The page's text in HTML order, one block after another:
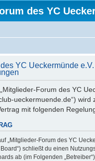
des YC
YC Ueckermünde
Forum des YC
ueckermuende.de“) wird
mit folgenden
„Mitglieder-Forum des YC
schließt du einen
ab (im Folgenden